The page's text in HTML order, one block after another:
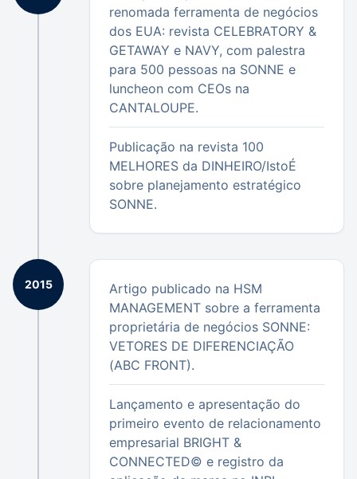
renomada ferramenta de negócios
dos EUA: revista CELEBRATORY &
GETAWAY e NAVY, com palestra
para 500 pessoas na SONNE e
luncheon com CEOs na
CANTALOUPE.
Publicação na revista 100
MELHORES da DINHEIRO/IstoÉ
sobre planejamento estratégico
SONNE.
2015
Artigo publicado na HSM
MANAGEMENT sobre a ferramenta
proprietária de negócios SONNE:
VETORES DE DIFERENCIAÇÃO
(ABC FRONT).
Lançamento e apresentação do
primeiro evento de relacionamento
empresarial BRIGHT &
CONNECTED© e registro da